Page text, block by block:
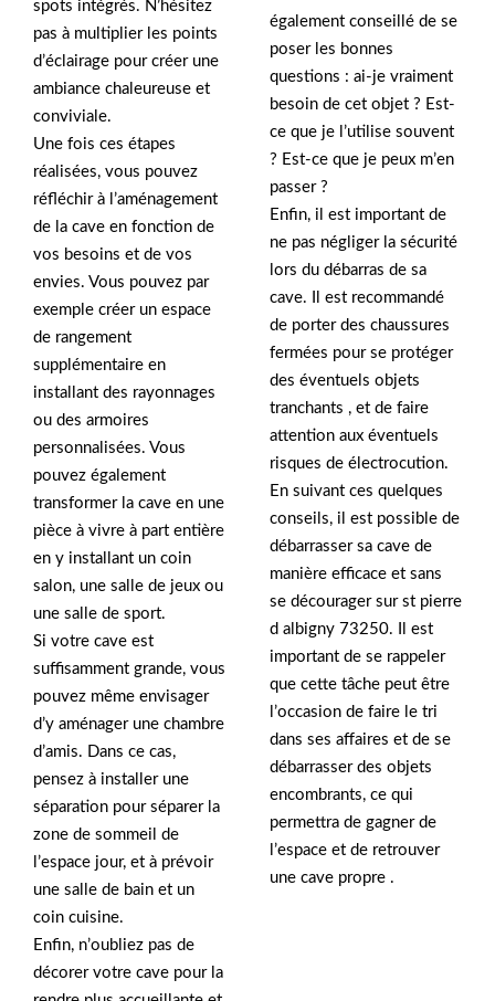
spots intégrés. N’hésitez
pas à multiplier les points
d’éclairage pour créer une
ambiance chaleureuse et
conviviale.
Une fois ces étapes
réalisées, vous pouvez
réfléchir à l’aménagement
de la cave en fonction de
vos besoins et de vos
envies. Vous pouvez par
exemple créer un espace
de rangement
supplémentaire en
installant des rayonnages
ou des armoires
personnalisées. Vous
pouvez également
transformer la cave en une
pièce à vivre à part entière
en y installant un coin
salon, une salle de jeux ou
une salle de sport.
Si votre cave est
suffisamment grande, vous
pouvez même envisager
d’y aménager une chambre
d’amis. Dans ce cas,
pensez à installer une
séparation pour séparer la
zone de sommeil de
l’espace jour, et à prévoir
une salle de bain et un
coin cuisine.
Enfin, n’oubliez pas de
décorer votre cave pour la
également conseillé de se
poser les bonnes
questions : ai-je vraiment
besoin de cet objet ? Est-
ce que je l’utilise souvent
? Est-ce que je peux m’en
passer ?
Enfin, il est important de
ne pas négliger la sécurité
lors du débarras de sa
cave. Il est recommandé
de porter des chaussures
fermées pour se protéger
des éventuels objets
tranchants , et de faire
attention aux éventuels
risques de électrocution.
En suivant ces quelques
conseils, il est possible de
débarrasser sa cave de
manière efficace et sans
se décourager sur st pierre
d albigny 73250. Il est
important de se rappeler
que cette tâche peut être
l’occasion de faire le tri
dans ses affaires et de se
débarrasser des objets
encombrants, ce qui
permettra de gagner de
l’espace et de retrouver
une cave propre .